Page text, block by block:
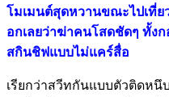
โมเมนต์สุดหวานขณะไปเที่
อกเลยว่าฆ่าคนโสดชัดๆ ทั้ง
สกินชิฟแบบไม่แคร์สื่อ
เรียกว่าสวีทกันแบบตัวติดหนึ